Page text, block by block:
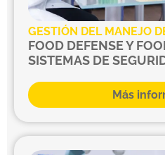
GESTIÓN DEL MANEJO
FOOD DEFENSE Y
SISTEMAS DE
Más